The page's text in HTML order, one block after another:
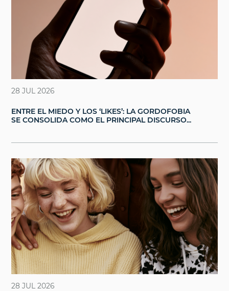
28 JUL 2026
ENTRE EL MIEDO Y LOS ‘LIKES’: LA GORDOFOBIA
SE CONSOLIDA COMO EL PRINCIPAL DISCURSO...
28 JUL 2026